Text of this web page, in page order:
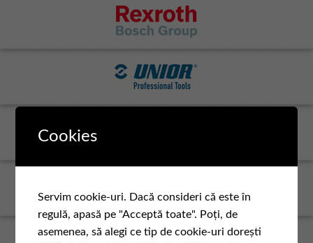
Cookies
Servim cookie-uri. Dacă consideri că este în
regulă, apasă pe "Acceptă toate". Poți, de
asemenea, să alegi ce tip de cookie-uri dorești